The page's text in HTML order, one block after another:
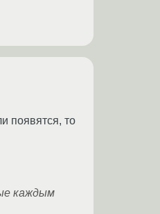
появятся, то
каждым